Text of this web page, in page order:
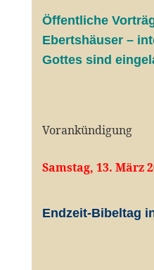
Öffentliche V
Ebertshäuser –
Gottes sind
Vorankündigung
Samstag, 13. März
Endzeit-Bibeltag